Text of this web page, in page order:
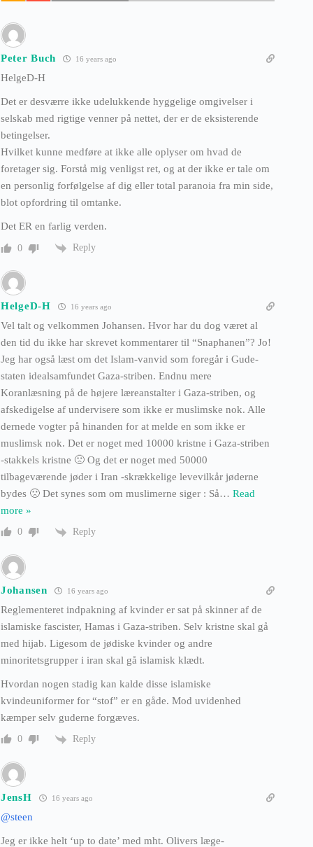
Peter Buch 16 years ago
HelgeD-H
Det er desværre ikke udelukkende hyggelige omgivelser i
selskab med rigtige venner på nettet, der er de eksisterende
betingelser.
Hvilket kunne medføre at ikke alle oplyser om hvad de
foretager sig. Forstå mig venligst ret, og at der ikke er tale om
en personlig forfølgelse af dig eller total paranoia fra min side,
blot opfordring til omtanke.
Det ER en farlig verden.
0 Reply
HelgeD-H 16 years ago
Vel talt og velkommen Johansen. Hvor har du dog været al
den tid du ikke har skrevet kommentarer til “Snaphanen”? Jo!
Jeg har også læst om det Islam-vanvid som foregår i Gude-
staten idealsamfundet Gaza-striben. Endnu mere
Koranlæsning på de højere læreanstalter i Gaza-striben, og
afskedigelse af undervisere som ikke er muslimske nok. Alle
dernede vogter på hinanden for at melde en som ikke er
muslimsk nok. Det er noget med 10000 kristne i Gaza-striben
-stakkels kristne 🙁 Og det er noget med 50000
tilbageværende jøder i Iran -skrækkelige levevilkår jøderne
bydes 🙁 Det synes som om muslimerne siger : Så… Read
more »
0 Reply
Johansen 16 years ago
Reglementeret indpakning af kvinder er sat på skinner af de
islamiske fascister, Hamas i Gaza-striben. Selv kristne skal gå
med hijab. Ligesom de jødiske kvinder og andre
minoritetsgrupper i iran skal gå islamisk klædt.
Hvordan nogen stadig kan kalde disse islamiske
kvindeuniformer for “stof” er en gåde. Mod uvidenhed
kæmper selv guderne forgæves.
0 Reply
JensH 16 years ago
@steen
Jeg er ikke helt ‘up to date’ med mht. Olivers læge-